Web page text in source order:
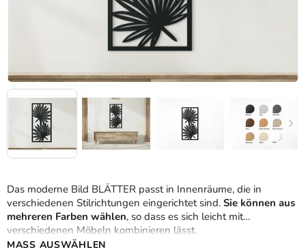
Das moderne Bild BLÄTTER passt in Innenräume, die in
verschiedenen Stilrichtungen eingerichtet sind. Sie können aus
mehreren Farben wählen, so dass es sich leicht mit
verschiedenen Möbeln kombinieren lässt.
MASS AUSWÄHLEN